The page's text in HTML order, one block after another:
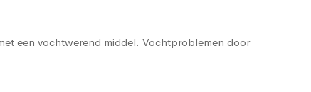
een vochtwerend middel. Vochtproblemen door